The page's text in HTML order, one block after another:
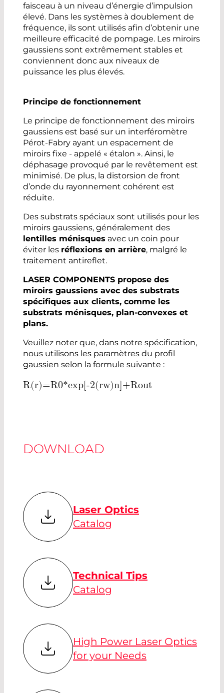
faisceau à un niveau d’énergie d’impulsion
élevé. Dans les systèmes à doublement de
fréquence, ils sont utilisés afin d’obtenir une
meilleure efficacité de pompage. Les miroirs
gaussiens sont extrêmement stables et
conviennent donc aux niveaux de
puissance les plus élevés.
Principe de fonctionnement
Le principe de fonctionnement des miroirs
gaussiens est basé sur un interféromètre
Pérot-Fabry ayant un espacement de
miroirs fixe - appelé « étalon ». Ainsi, le
déphasage provoqué par le revêtement est
minimisé. De plus, la distorsion de front
d’onde du rayonnement cohérent est
réduite.
Des substrats spéciaux sont utilisés pour les
miroirs gaussiens, généralement des
lentilles ménisques avec un coin pour
éviter les réflexions en arrière, malgré le
traitement antireflet.
LASER COMPONENTS propose des
miroirs gaussiens avec des substrats
spécifiques aux clients, comme les
substrats ménisques, plan-convexes et
plans.
Veuillez noter que, dans notre spécification,
nous utilisons les paramètres du profil
gaussien selon la formule suivante :
R(r)=R0*exp -2(rw)n +Rout
DOWNLOAD
Laser Optics
Catalog
Technical Tips
Catalog
High Power Laser Optics
for your Needs